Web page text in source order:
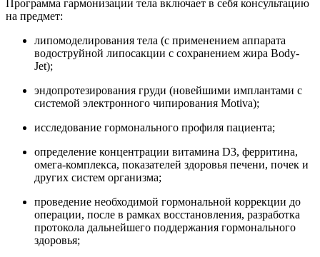
Программа гармонизации тела включает в себя консультацию
на предмет:
липомоделирования тела (с применением аппарата
водоструйной липосакции с сохранением жира Body-
Jet);
эндопротезирования груди (новейшими имплантами с
системой электронного чипирования Motiva);
исследование гормонального профиля пациента;
определение концентрации витамина D3, ферритина,
омега-комплекса, показателей здоровья печени, почек и
других систем организма;
проведение необходимой гормональной коррекции до
операции, после в рамках восстановления, разработка
протокола дальнейшего поддержания гормонального
здоровья;